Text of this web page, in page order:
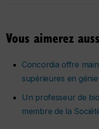
Vous aimerez
Concordia offre
supérieures en
Un professeur de
membre de la